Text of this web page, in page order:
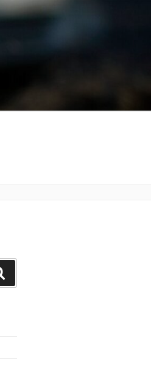
kiếm